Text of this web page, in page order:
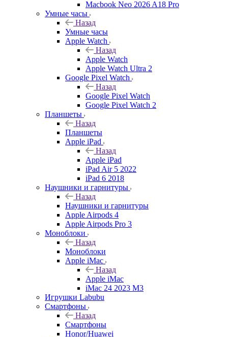
Macbook Neo 2026 A18 Pro
Умные часы
Назад
Умные часы
Apple Watch
Назад
Apple Watch
Apple Watch Ultra 2
Google Pixel Watch
Назад
Google Pixel Watch
Google Pixel Watch 2
Планшеты
Назад
Планшеты
Apple iPad
Назад
Apple iPad
iPad Air 5 2022
iPad 6 2018
Наушники и гарнитуры
Назад
Наушники и гарнитуры
Apple Airpods 4
Apple Airpods Pro 3
Моноблоки
Назад
Моноблоки
Apple iMac
Назад
Apple iMac
iMac 24 2023 M3
Игрушки Labubu
Смартфоны
Назад
Смартфоны
Honor/Huawei